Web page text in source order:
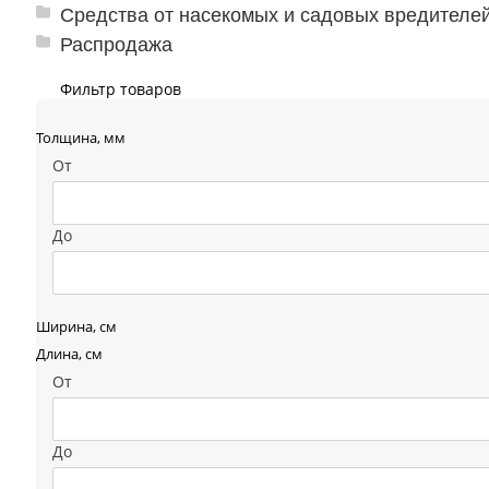
Фильтр товаров
Толщина, мм
От
До
Ширина, см
Длина, см
От
До
Средства от насекомых и садовых
Распродажа